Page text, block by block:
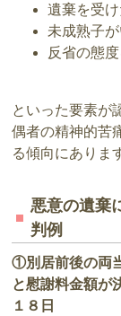
遺棄を受
未成熟子
反省の態
といった要素が
偶者の精神的苦
る傾向にありま
悪意の遺棄
判例
①別居前後の両
と慰謝料金額が
１８日